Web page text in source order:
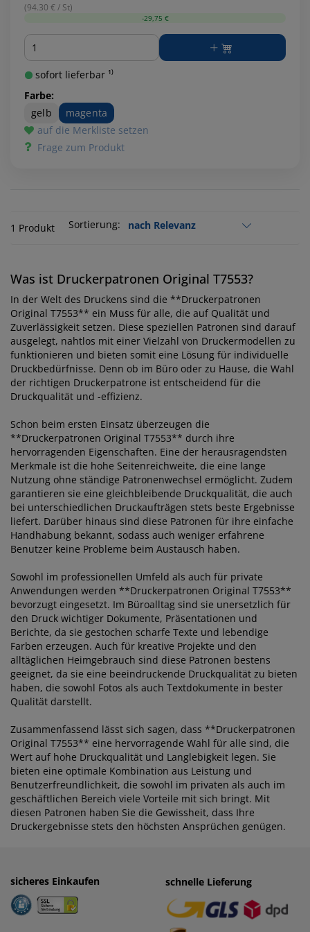
(94.30 € / St)
-29,75 €
Menge
sofort lieferbar ¹⁾
Farbe:
gelb
magenta
auf die Merkliste setzen
Frage zum Produkt
1 Produkt Sortierung:
Was ist Druckerpatronen Original T7553?
In der Welt des Druckens sind die **Druckerpatronen
Original T7553** ein Muss für alle, die auf Qualität und
Zuverlässigkeit setzen. Diese speziellen Patronen sind darauf
ausgelegt, nahtlos mit einer Vielzahl von Druckermodellen zu
funktionieren und bieten somit eine Lösung für individuelle
Druckbedürfnisse. Denn ob im Büro oder zu Hause, die Wahl
der richtigen Druckerpatrone ist entscheidend für die
Druckqualität und -effizienz.
Schon beim ersten Einsatz überzeugen die
**Druckerpatronen Original T7553** durch ihre
hervorragenden Eigenschaften. Eine der herausragendsten
Merkmale ist die hohe Seitenreichweite, die eine lange
Nutzung ohne ständige Patronenwechsel ermöglicht. Zudem
garantieren sie eine gleichbleibende Druckqualität, die auch
bei unterschiedlichen Druckaufträgen stets beste Ergebnisse
liefert. Darüber hinaus sind diese Patronen für ihre einfache
Handhabung bekannt, sodass auch weniger erfahrene
Benutzer keine Probleme beim Austausch haben.
Sowohl im professionellen Umfeld als auch für private
Anwendungen werden **Druckerpatronen Original T7553**
bevorzugt eingesetzt. Im Büroalltag sind sie unersetzlich für
den Druck wichtiger Dokumente, Präsentationen und
Berichte, da sie gestochen scharfe Texte und lebendige
Farben erzeugen. Auch für kreative Projekte und den
alltäglichen Heimgebrauch sind diese Patronen bestens
geeignet, da sie eine beeindruckende Druckqualität zu bieten
haben, die sowohl Fotos als auch Textdokumente in bester
Qualität darstellt.
Zusammenfassend lässt sich sagen, dass **Druckerpatronen
Original T7553** eine hervorragende Wahl für alle sind, die
Wert auf hohe Druckqualität und Langlebigkeit legen. Sie
bieten eine optimale Kombination aus Leistung und
Benutzerfreundlichkeit, die sowohl im privaten als auch im
geschäftlichen Bereich viele Vorteile mit sich bringt. Mit
diesen Patronen haben Sie die Gewissheit, dass Ihre
Druckergebnisse stets den höchsten Ansprüchen genügen.
sicheres Einkaufen einfaches Zahlen
· Rechnung
· Vorkasse
schnelle Lieferung